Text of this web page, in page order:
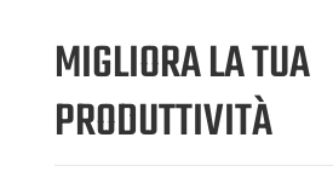
MIGLIORA LA TUA
PRODUTTIVITÀ